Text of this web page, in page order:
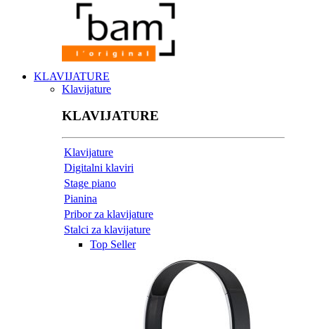
KLAVIJATURE
Klavijature
KLAVIJATURE
Klavijature
Digitalni klaviri
Stage piano
Pianina
Pribor za klavijature
Stalci za klavijature
Top Seller